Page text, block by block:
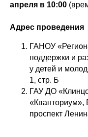
апреля в 10:00
Адрес проведения
ГАНОУ
поддержки и
у детей и
1, стр. Б
ГАУ ДО
«Кванториум»,
проспект